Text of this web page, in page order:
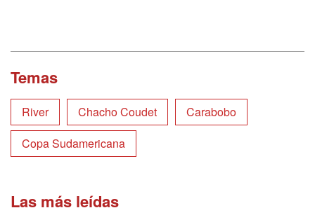
Temas
River Chacho Coudet
Carabobo
Copa Sudamericana
Las más leídas